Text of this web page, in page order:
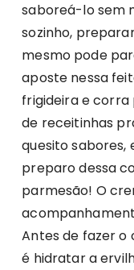
saboreá-lo sem
sozinho,
mesmo pode
aposte nessa
frigideira e corra
de receitinhas
quesito
preparo dessa
parmesão! O
Antes de fazer o
é hidratar a